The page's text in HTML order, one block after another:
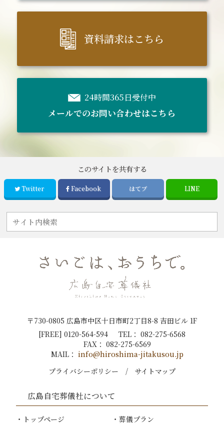
資料請求はこちら
24時間365日受付中
メールでのお問い合わせはこちら
このサイトを共有する
Twitter Facebook はてブ LINE
〒730-0805 広島市中区十日市町2丁目8-8 吉田ビル 1F
[FREE]0120-564-594 TEL： 082-275-6568
FAX： 082-275-6569
MAIL： info@hiroshima-jitakusou.jp
プライバシーポリシー
サイトマップ
広島自宅葬儀社について
トップページ
葬儀プラン